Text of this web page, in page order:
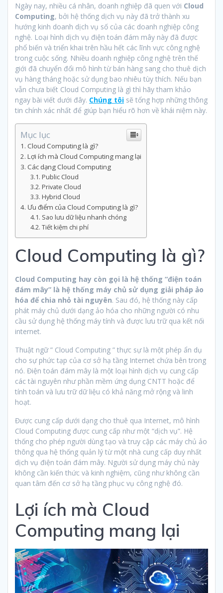
Ngày nay, nhiều cá nhân, doanh nghiệp đã quen với Cloud
Computing, bởi hệ thống dịch vụ này đã trở thành xu
hướng kinh doanh dịch vụ số của các doanh nghiệp công
nghệ. Loại hình dịch vụ điện toán đám mây này đã được
phổ biến và triển khai trên hầu hết các lĩnh vực công nghệ
trong cuộc sống. Nhiều doanh nghiệp công nghệ trên thế
giới đã chuyển đổi mô hình từ bán hàng sang cho thuê dịch
vụ hàng tháng hoặc sử dụng bao nhiêu tùy thích. Nếu bạn
vẫn chưa biết Cloud Computing là gì thì hãy tham khảo
ngay bài viết dưới đây. Chúng tôi sẽ tổng hợp những thông
tin chính xác nhất để giúp bạn hiểu rõ hơn về khái niệm này.
Mục lục
Cloud Computing là gì?
Lợi ích mà Cloud Computing mang lại
Các dạng Cloud Computing
Public Cloud
Private Cloud
Hybrid Cloud
Ưu điểm của Cloud Computing là gì?
Sao lưu dữ liệu nhanh chóng
Tiết kiệm chi phí
Cloud Computing là gì?
Cloud Computing hay còn gọi là hệ thống “điện toán
đám mây” là hệ thống máy chủ sử dụng giải pháp ảo
hóa để chia nhỏ tài nguyên. Sau đó, hệ thống này cấp
phát máy chủ dưới dạng ảo hóa cho những người có nhu
cầu sử dụng hệ thống máy tính và được lưu trữ qua kết nối
internet.
Thuật ngữ ” Cloud Computing ” thực sự là một phép ẩn dụ
cho sự phức tạp của cơ sở hạ tầng Internet chứa bên trong
nó. Điện toán đám mây là một loại hình dịch vụ cung cấp
các tài nguyên như phần mềm ứng dụng CNTT hoặc để
tính toán và lưu trữ dữ liệu có khả năng mở rộng và linh
hoạt.
Được cung cấp dưới dạng cho thuê qua Internet, mô hình
Cloud Computing được cung cấp như một “dịch vụ”. Hệ
thống cho phép người dùng tạo và truy cập các máy chủ ảo
thông qua hệ thống quản lý từ một nhà cung cấp duy nhất
dịch vụ điện toán đám mây. Người sử dụng máy chủ này
không cần kiến thức và kinh nghiệm, cũng như không cần
quan tâm đến cơ sở hạ tầng phục vụ công nghệ đó.
Lợi ích mà Cloud
Computing mang lại